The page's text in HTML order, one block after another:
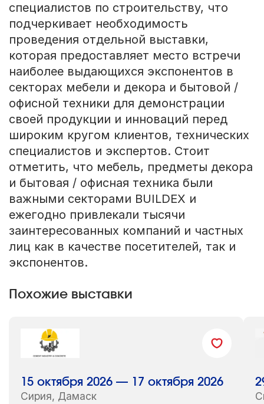
специалистов по строительству, что
подчеркивает необходимость
проведения отдельной выставки,
которая предоставляет место встречи
наиболее выдающихся экспонентов в
секторах мебели и декора и бытовой /
офисной техники для демонстрации
своей продукции и инноваций перед
широким кругом клиентов, технических
специалистов и экспертов. Стоит
отметить, что мебель, предметы декора
и бытовая / офисная техника были
важными секторами BUILDEX и
ежегодно привлекали тысячи
заинтересованных компаний и частных
лиц как в качестве посетителей, так и
экспонентов.
Похожие выставки
15 октября 2026 — 17 октября 2026
Сирия, Дамаск